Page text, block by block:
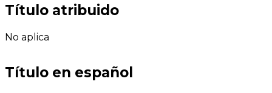
Título atribuido
No aplica
Título en español